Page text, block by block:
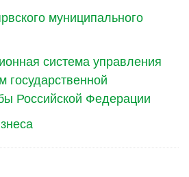
муниципального
система управления
государственной
Российской Федерации